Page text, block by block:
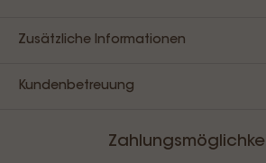
Zusätzliche Informationen
Kundenbetreuung